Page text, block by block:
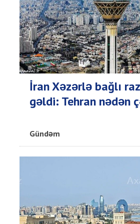
İran Xəzərlə bağlı
gəldi: Tehran nədən
Gündəm